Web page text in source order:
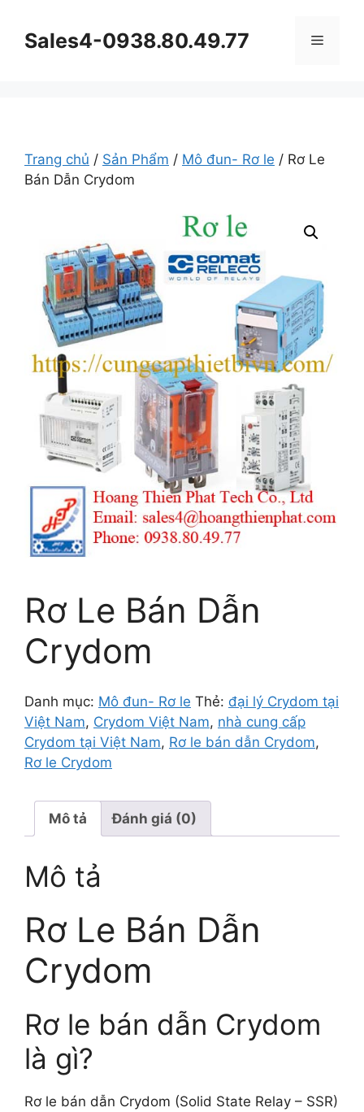
Sales4-0938.80.49.77 Menu
Trang chủ / Sản Phẩm / Mô đun- Rơ le / Rơ Le
Bán Dẫn Crydom
Rơ Le Bán Dẫn
Crydom
Danh mục: Mô đun- Rơ le Thẻ: đại lý Crydom tại
Việt Nam, Crydom Việt Nam, nhà cung cấp
Crydom tại Việt Nam, Rơ le bán dẫn Crydom,
Rơ le Crydom
Mô tả Đánh giá (0)
Mô tả
Rơ Le Bán Dẫn
Crydom
Rơ le bán dẫn Crydom
là gì?
Rơ le bán dẫn Crydom (Solid State Relay – SSR)